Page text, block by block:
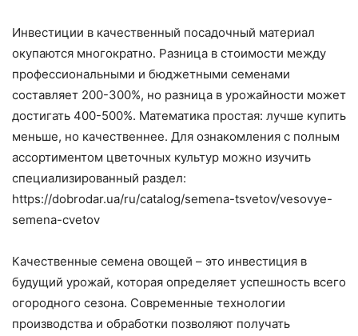
Инвестиции в качественный посадочный материал
окупаются многократно. Разница в стоимости между
профессиональными и бюджетными семенами
составляет 200-300%, но разница в урожайности может
достигать 400-500%. Математика простая: лучше купить
меньше, но качественнее. Для ознакомления с полным
ассортиментом цветочных культур можно изучить
специализированный раздел:
https://dobrodar.ua/ru/catalog/semena-tsvetov/vesovye-
semena-cvetov
Качественные семена овощей – это инвестиция в
будущий урожай, которая определяет успешность всего
огородного сезона. Современные технологии
производства и обработки позволяют получать